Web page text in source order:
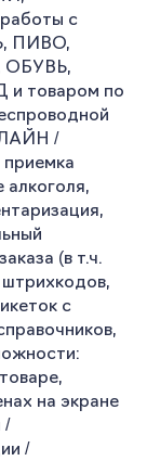
с
ПИВО,
товаром по
/
алкоголя,
(в т.ч.
с
на экране
/
/